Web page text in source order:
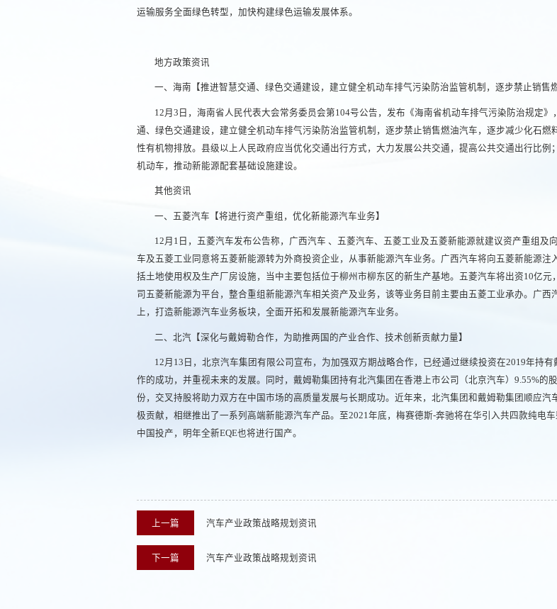
运输服务全面绿色转型，加快构建绿色运输发展体系。
地方政策资讯
一、海南【推进智慧交通、绿色交通建设，建立健全机动车排气污染防治监管机制，逐步禁止销售
12月3日，海南省人民代表大会常务委员会第104号公告，发布《海南省机动车排气污染防治规定
通、绿色交通建设，建立健全机动车排气污染防治监管机制，逐步禁止销售燃油汽车，逐步减少化石
性有机物排放。县级以上人民政府应当优化交通出行方式，大力发展公共交通，提高公共交通出行比
机动车，推动新能源配套基础设施建设。
其他资讯
一、五菱汽车【将进行资产重组，优化新能源汽车业务】
12月1日，五菱汽车发布公告称，广西汽车 、五菱汽车、五菱工业及五菱新能源就建议资产重组及
车及五菱工业同意将五菱新能源转为外商投资企业，从事新能源汽车业务。广西汽车将向五菱新能源
括土地使用权及生产厂房设施，当中主要包括位于柳州市柳东区的新生产基地。五菱汽车将出资10亿
司五菱新能源为平台，整合重组新能源汽车相关资产及业务，该等业务目前主要由五菱工业承办。广
上，打造新能源汽车业务板块，全面开拓和发展新能源汽车业务。
二、北汽【深化与戴姆勒合作，为助推两国的产业合作、技术创新贡献力量】
12月13日，北京汽车集团有限公司宣布，为加强双方期战略合作，已经通过继续投资在2019年持
作的成功，并重视未来的发展。同时，戴姆勒集团持有北汽集团在香港上市公司（北京汽车）9.55%的
份，交叉持股将助力双方在中国市场的高质量发展与长期成功。近年来，北汽集团和戴姆勒集团顺应
极贡献，相继推出了一系列高端新能源汽车产品。至2021年底，梅赛德斯-奔驰将在华引入共四款纯电
中国投产，明年全新EQE也将进行国产。
上一篇 汽车产业政策战略规划资讯
下一篇 汽车产业政策战略规划资讯